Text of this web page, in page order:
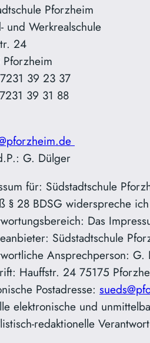
Pforzheim
und Werkrealschule
24
39 23 37
39 31 88
G. Dülger
für: Südstadtschule
§ 28 BDSG widerspreche
Das
Südstadtschule
Ansprechperson: G.
Hauffstr. 24 75175
Postadresse:
elektronische und
redaktionelle